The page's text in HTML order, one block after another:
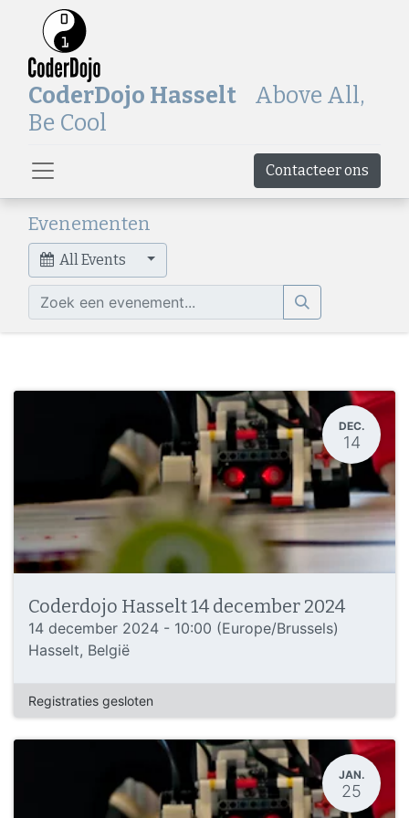
CoderDojo Hasselt Above All,
Be Cool
Contacteer ons
Evenementen
All Events
DEC.
14
Coderdojo Hasselt 14 december 2024
14 december 2024 - 10:00 (Europe/Brussels)
Hasselt, België
Registraties gesloten
JAN.
25